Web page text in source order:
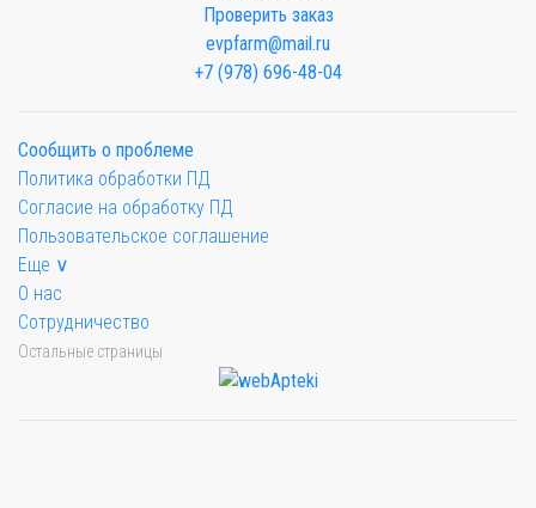
Проверить заказ
evpfarm@mail.ru
+7 (978) 696-48-04
Сообщить о проблеме
Политика обработки ПД
Согласие на обработку ПД
Пользовательское соглашение
Еще ∨
О нас
Сотрудничество
Остальные страницы